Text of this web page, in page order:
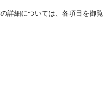
詳細については、各項目を御覧